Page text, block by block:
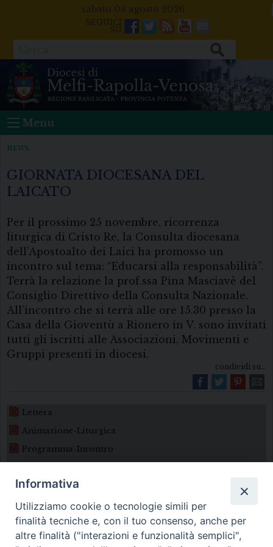
sabato 08 agosto 2026
Facebook
Twitter
FeedsYoutube
Mail
Menu
NEWS
GIORNATA DIOCESANA DEL
LAICATO
Per il prossimo 25 novembre, ricorrenza
liturgica di Cristo Re, la Consulta diocesana
dell’Apostoalto dei Laici ha promosso un
incontro sul tema: “Educarsi alla responsabilità”.
Terrà la relazione la prof.ssa Pina Masciavè del
Consiglio Direttivo della Consulta Nazionale.
All’incontro che si terrà alle ore 15.30 presso la
Casa della Gioventù a Rionero in V. sono invitati
tutti gli iscritti alle Associazioni, Movimenti e
Gruppi presenti in diocesi.
condividi su...
Lettera
Animazione-Liturgica
Programma-Incontro
Informativa
Utilizziamo cookie o tecnologie simili per
finalità tecniche e, con il tuo consenso, anche per
altre finalità ("interazioni e funzionalità semplici",